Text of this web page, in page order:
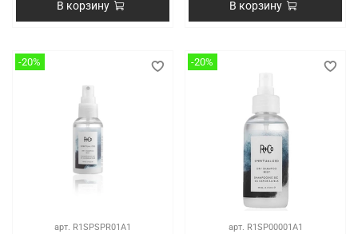
В корзину В корзину
-20%
арт. R1SPSPR01A1
-20%
арт. R1SP00001A1